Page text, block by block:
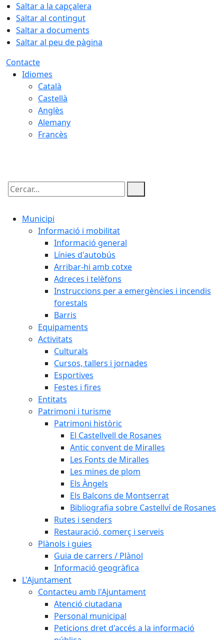
Saltar a la capçalera
Saltar al contingut
Saltar a documents
Saltar al peu de pàgina
Contacte
Idiomes
Català
Castellà
Anglès
Alemany
Francès
Cercar:
Municipi
Informació i mobilitat
Informació general
Línies d'autobús
Arribar-hi amb cotxe
Adreces i telèfons
Instruccions per a emergències i incendis
forestals
Barris
Equipaments
Activitats
Culturals
Cursos, tallers i jornades
Esportives
Festes i fires
Entitats
Patrimoni i turisme
Patrimoni històric
El Castellvell de Rosanes
Antic convent de Miralles
Les Fonts de Miralles
Les mines de plom
Els Àngels
Els Balcons de Montserrat
Bibliografia sobre Castellví de Rosanes
Rutes i senders
Restauració, comerç i serveis
Plànols i guies
Guia de carrers / Plànol
Informació geogràfica
L'Ajuntament
Contacteu amb l'Ajuntament
Atenció ciutadana
Personal municipal
Peticions dret d'accés a la informació